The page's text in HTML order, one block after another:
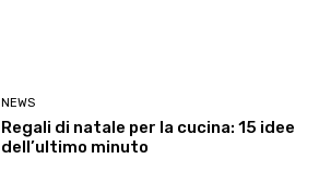
NEWS
Regali di natale per la cucina: 15 idee
dell’ultimo minuto